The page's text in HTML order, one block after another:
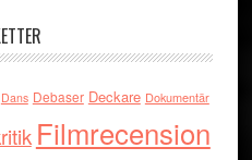
Dans Debaser Deckare Dokumentär
Filmrecension